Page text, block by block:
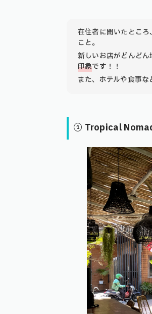
在住者に聞いたところ
こと。
新しいお店がどんどん
印象です！！
また、ホテルや食事な
① Tropical